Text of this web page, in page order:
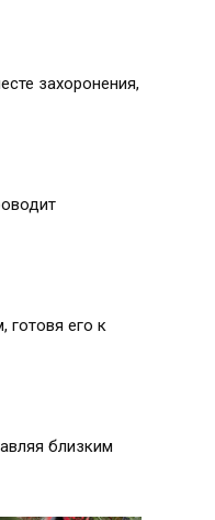
захоронения,
готовя его к
близким